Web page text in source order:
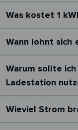
Was kostet 1
Wann lohnt sich
Warum sollte
Ladestation
Wieviel Strom